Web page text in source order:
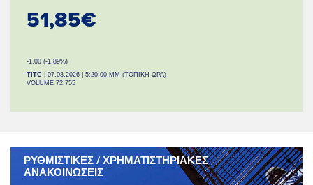
51,85€
-1,00 (-1,89%)
TITC | 07.08.2026 | 5:20:00 ΜΜ (ΤΟΠΙΚΗ ΩΡΑ)
VOLUME 72.755
ΡΥΘΜΙΣΤΙΚΕΣ / ΧΡΗΜΑΤΙΣΤΗΡΙΑΚΕΣ
ΑΝΑΚΟΙΝΩΣΕΙΣ